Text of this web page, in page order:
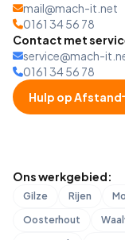
mail@mach-it.net
0161 34 56 78
Contact met
service@mach-
0161 34 56 78
Hulp op Afstand
Ons werkgebied:
Gilze Rijen
Oosterhout